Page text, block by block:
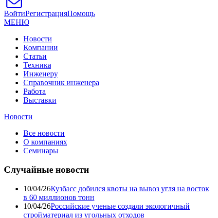
ВойтиРегистрацияПомощь
МЕНЮ
Новости
Компании
Статьи
Техника
Инженеру
Справочник инженера
Работа
Выставки
Новости
Все новости
О компаниях
Семинары
Случайные новости
10/04/26Кузбасс добился квоты на вывоз угля на восток
в 60 миллионов тонн
10/04/26Российские ученые создали экологичный
стройматериал из угольных отходов